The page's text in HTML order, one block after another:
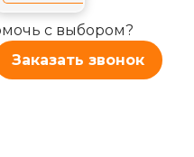
с выбором?
Заказать звонок